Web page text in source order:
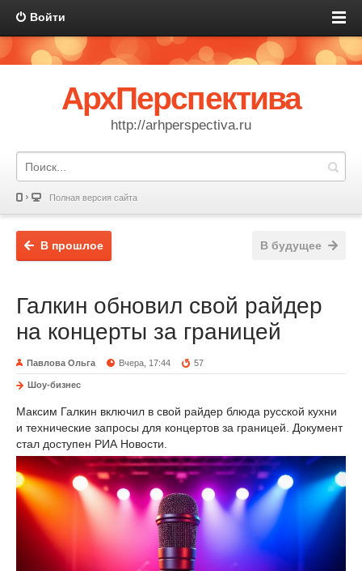
Войти
АрхПерспектива
http://arhperspectiva.ru
Полная версия сайта
В будущее
В прошлое
Галкин обновил свой райдер
на концерты за границей
Павлова Ольга Вчера, 17:44 57
Шоу-бизнес
Максим Галкин включил в свой райдер блюда русской кухни
и технические запросы для концертов за границей. Документ
стал доступен РИА Новости.